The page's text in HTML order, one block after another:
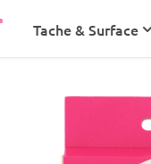
Tache & Surface
Salle de bains